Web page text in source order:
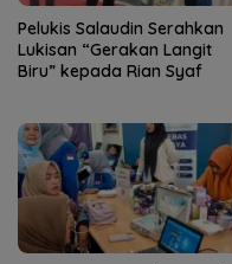
Pelukis Salaudin Serahkan
Lukisan “Gerakan Langit
Biru” kepada Rian Syaf